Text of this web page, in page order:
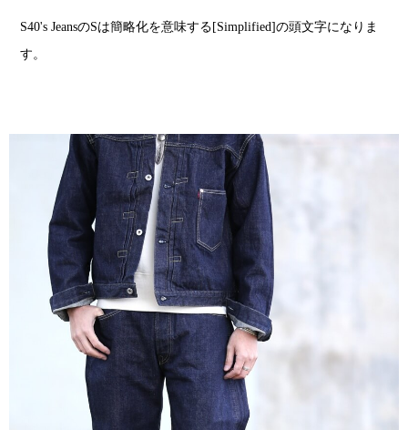
S40's JeansのSは簡略化を意味する[Simplified]の頭文字になりま
す。